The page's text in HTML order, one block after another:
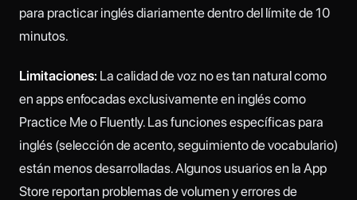
para practicar inglés diariamente dentro del límite de 10
minutos.
Limitaciones: La calidad de voz no es tan natural como
en apps enfocadas exclusivamente en inglés como
Practice Me o Fluently. Las funciones específicas para
inglés (selección de acento, seguimiento de vocabulario)
están menos desarrolladas. Algunos usuarios en la App
Store reportan problemas de volumen y errores de